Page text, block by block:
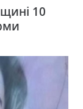
10